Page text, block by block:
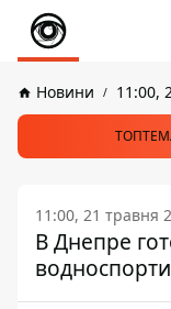
Новини 11:00,
11:00, 21 травня
В Днепре